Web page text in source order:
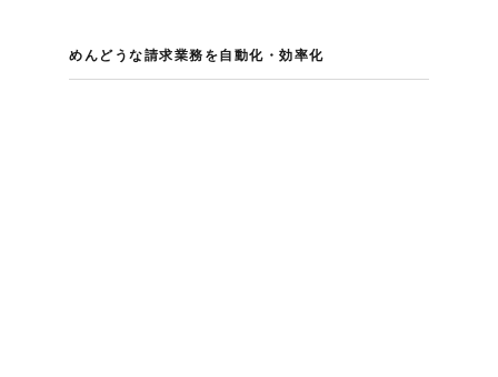
めんどうな​請求業務を​自動化・効率化